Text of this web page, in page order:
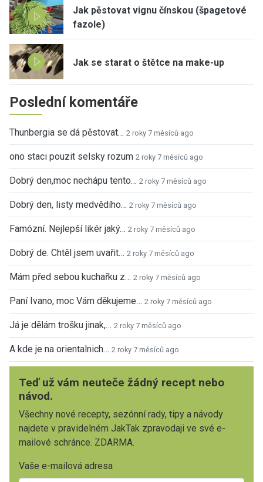
Jak pěstovat vignu čínskou (špagetové
fazole)
Jak se starat o štětce na make-up
Poslední komentáře
Thunbergia se dá pěstovat… 2 roky 7 měsíců ago
ono staci pouzit selsky rozum 2 roky 7 měsíců ago
Dobrý den,moc nechápu tento… 2 roky 7 měsíců ago
Dobrý den, listy medvědího… 2 roky 7 měsíců ago
Famózní. Nejlepší likér jaký… 2 roky 7 měsíců ago
Dobrý de. Chtěl jsem uvařit… 2 roky 7 měsíců ago
Mám před sebou kuchařku z… 2 roky 7 měsíců ago
Paní Ivano, moc Vám děkujeme… 2 roky 7 měsíců ago
Já je dělám trošku jinak,… 2 roky 7 měsíců ago
A kde je na orientalnich… 2 roky 7 měsíců ago
Teď už vám neuteče žádný recept nebo
návod.
Všechny nové recepty, sezónní rady, tipy a návody
najdete v pravidelném JakTak zpravodaji ve své e-
mailové schránce. ZDARMA.
Vaše e-mailová adresa